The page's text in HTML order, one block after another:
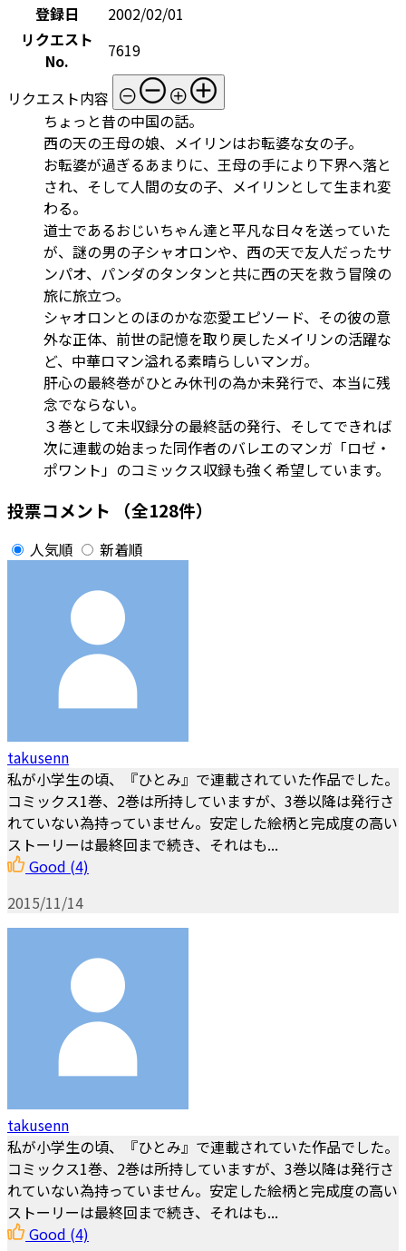
登録日
2002/02/01
リクエスト
No.
7619
リクエスト内容
ちょっと昔の中国の話。
西の天の王母の娘、メイリンはお転婆な女の子。
お転婆が過ぎるあまりに、王母の手により下界へ落と
され、そして人間の女の子、メイリンとして生まれ変
わる。
道士であるおじいちゃん達と平凡な日々を送っていた
が、謎の男の子シャオロンや、西の天で友人だったサ
ンパオ、パンダのタンタンと共に西の天を救う冒険の
旅に旅立つ。
シャオロンとのほのかな恋愛エピソード、その彼の意
外な正体、前世の記憶を取り戻したメイリンの活躍な
ど、中華ロマン溢れる素晴らしいマンガ。
肝心の最終巻がひとみ休刊の為か未発行で、本当に残
念でならない。
３巻として未収録分の最終話の発行、そしてできれば
次に連載の始まった同作者のバレエのマンガ「ロゼ・
ポワント」のコミックス収録も強く希望しています。
投票コメント （全128件）
人気順 新着順
takusenn
私が小学生の頃、『ひとみ』で連載されていた作品でした。
コミックス1巻、2巻は所持していますが、3巻以降は発行さ
れていない為持っていません。安定した絵柄と完成度の高い
ストーリーは最終回まで続き、それはも...
Good (4)
2015/11/14
takusenn
私が小学生の頃、『ひとみ』で連載されていた作品でした。
コミックス1巻、2巻は所持していますが、3巻以降は発行さ
れていない為持っていません。安定した絵柄と完成度の高い
ストーリーは最終回まで続き、それはも...
Good (4)